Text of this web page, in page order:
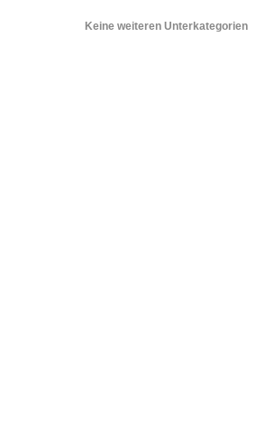
Keine weiteren Unterkategorien